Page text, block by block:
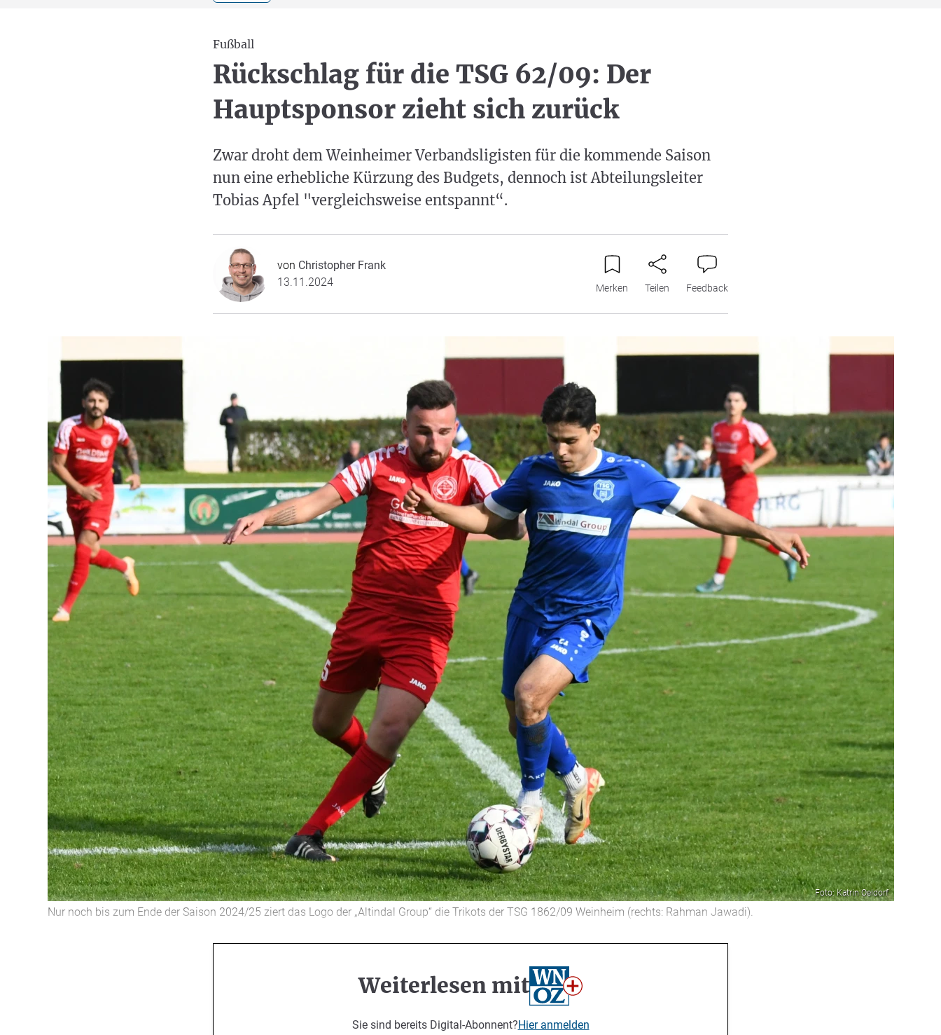
Fußball
Rückschlag für die TSG 62/09: Der
Hauptsponsor zieht sich zurück
Zwar droht dem Weinheimer Verbandsligisten für die kommende Saison
nun eine erhebliche Kürzung des Budgets, dennoch ist Abteilungsleiter
Tobias Apfel "vergleichsweise entspannt“.
von Christopher Frank
13.11.2024
Merken Teilen Feedback
Foto: Katrin Oeldorf
Nur noch bis zum Ende der Saison 2024/25 ziert das Logo der „Altindal Group“ die Trikots der TSG 1862/09 Weinheim (rechts: Rahman Jawadi).
Weiterlesen mit
Sie sind bereits Digital-Abonnent?Hier anmelden